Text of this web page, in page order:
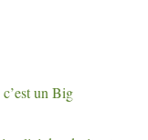
un Big